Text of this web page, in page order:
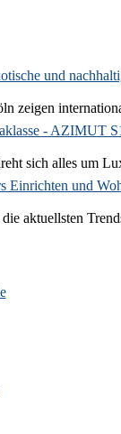
und
zeigen
- AZIMUT
sich alles um
Einrichten und
aktuellsten